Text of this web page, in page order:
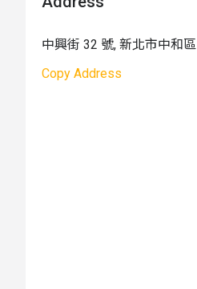
中興街 32 號, 新北市中和區
Copy Address